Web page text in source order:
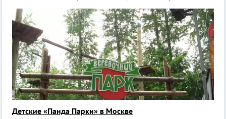
панорамный обзор не был своег
Детские «Панда Парки» в Москве